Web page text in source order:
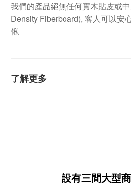
我們的產品絕無任何實木貼皮或
Density Fiberboard), 客人可以安
俬
了解更多
設有三間大型